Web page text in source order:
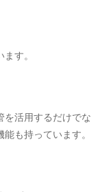
す。
を活用するだけでな
も持っています。